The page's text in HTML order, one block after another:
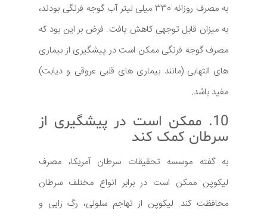
به مصرف روزانه 330 میلی لیتر آب گوجه فرنگی بودند،
به میزان قابل توجهی کاهش یافت. فرض بر این بود که
مصرف گوجه فرنگی ممکن است در پیشگیری از بیماری
های التهابی (مانند بیماری های قلبی عروقی و دیابت)
مفید باشد.
10. ممکن است در پیشگیری از
سرطان کمک کند
به گفته موسسه تحقیقات سرطان آمریکا، مصرف
لیکوپن ممکن است در برابر انواع مختلف سرطان
محافظت کند. لیکوپن از تهاجم سلولی، رگ زایی و